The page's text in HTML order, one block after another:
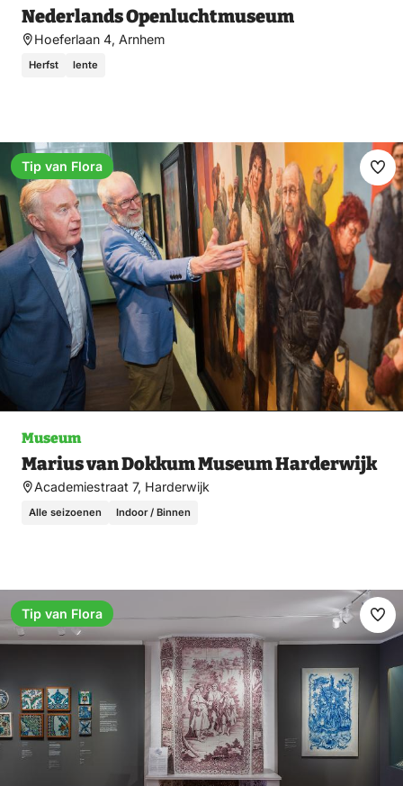
Nederlands Openluchtmuseum
Hoeferlaan 4, Arnhem
Herfst lente
Museum
Marius van Dokkum Museum Harderwijk
Academiestraat 7, Harderwijk
Alle seizoenen Indoor / Binnen
Tip van Flora
Tip van Flora